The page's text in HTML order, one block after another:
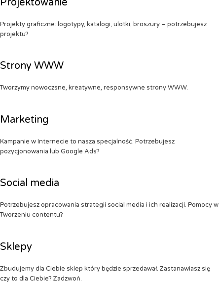
Projektowanie
Projekty graficzne: logotypy, katalogi, ulotki, broszury – potrzebujesz
projektu?
Strony WWW
Tworzymy nowoczsne, kreatywne, responsywne strony WWW.
Marketing
Kampanie w Internecie to nasza specjalność. Potrzebujesz
pozycjonowania lub Google Ads?
Social media
Potrzebujesz opracowania strategii social media i ich realizacji. Pomocy w
Tworzeniu contentu?
Sklepy
Zbudujemy dla Ciebie sklep który będzie sprzedawał. Zastanawiasz się
czy to dla Ciebie? Zadzwoń.